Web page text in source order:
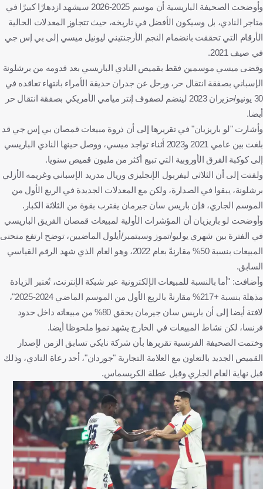
وأوضحت الصحيفة الباريسية أن موسم 2025-2026 سيشهد ازدهارًا كبيرًا في
متاجر النادي، بل وسيكون الأفضل في تاريخه، حيث تتجاوز المعدلات الحالية
الأرقام التي تحققت بانضمام النجم الأرجنتيني ليونيل ميسي إلى بي إس جي
في صيف 2021.
وقضى ميسي موسمين فقط بقميص النادي الباريسي بعد قدومه من برشلونة
الإسباني بصفقة انتقال حر، ورحل عن جدران حديقة الأمراء بانتهاء تعاقده في
30 يونيو/حزيران 2023 لينضم لصفوف إنتر ميامي الأمريكي بصفقة انتقال حر
أيضا.
وأشارت "لو باريزيان" في تقريرها إلى أن ذروة مبيعات قمصان بي إس جي قد
بلغت بين عامي 2021 و2023 أثناء تواجد ميسي، ووصل حينها النادي الباريسي
إلى كوكبة الفرق الأوروبية التي تبيع أكثر من مليون قميص سنويا.
ولفتت إلى أن الثلاثي ليفربول الإنجليزي وريال مدريد الإسباني وغريمه الأزلي
برشلونة، يبقوا في الصدارة، ولكن مع المعدلات الجديدة في الربع الأول من
الموسم الجاري، فإن باريس سان جيرمان يقترب بقوة من الثلاثة الكبار.
وأوضحت لو باريزيان أن المؤشرات الأولية لمبيعات قمصان الفريق الباريسي
في الفترة بين شهري يوليو/تموز وسبتمبر/أيلول الماضيين، توضح ارتفع منحنى
المبيعات بنسبة 50% مقارنةً بعام 2022، وهو العام الذي شهد الرقم القياسي
السابق.
وأضافت: "أما بالنسبة للمبيعات الإلكترونية عبر شبكة الإنترنت، تُعتبر الزيادة
مذهلة بنسبة +217% مقارنةً بالربع الأول من الموسم الماضي 2024-2025"،
لافتة أيضا إلى أن باريس سان جيرمان يحقق 80% من مبيعاته داخل حدود
فرنسا، لكن نشاط المبيعات في الخارج يشهد نموا ملحوظا أيضا.
وختمت الصحيفة الفرنسية تقريرها بأن شركة نايكي تسابق الزمن لإصدار
القميص الجديد بالتعاون مع العلامة التجارية "جوردان"، أحد رعاة النادي، وذلك
قبل نهاية العام الجاري وقبل عطلة الكريسماس.